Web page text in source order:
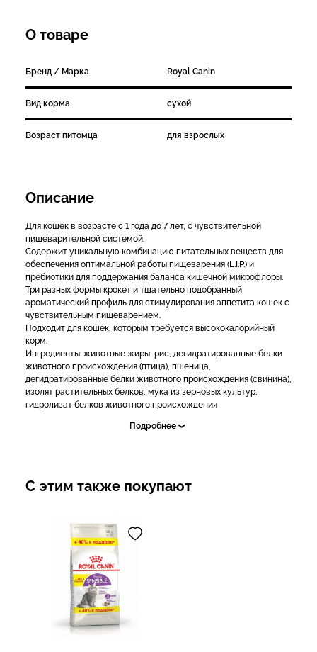
О товаре
Бренд / Марка Royal Canin
Вид корма сухой
Возраст питомца для взрослых
Описание
Для кошек в возрасте с 1 года до 7 лет, с чувствительной
пищеварительной системой.
Содержит уникальную комбинацию питательных веществ для
обеспечения оптимальной работы пищеварения (L.I.P.) и
пребиотики для поддержания баланса кишечной микрофлоры.
Три разных формы крокет и тщательно подобранный
ароматический профиль для стимулирования аппетита кошек с
чувствительным пищеварением.
Подходит для кошек, которым требуется высококалорийный
корм.
Ингредиенты: животные жиры, рис, дегидратированные белки
животного происхождения (птица), пшеница,
дегидратированные белки животного происхождения (свинина),
изолят растительных белков, мука из зерновых культур,
гидролизат белков животного происхождения
растительная клетчатка, дрожжи и побочные продукты
Подробнее
С этим также покупают